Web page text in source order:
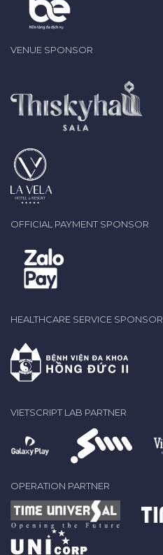
VENUE SPONSOR
OFFICIAL PAYMENT SPONSOR
HEALTHCARE SERVICE SPONSOR
VIETSCRIPT LAB PARTNER
OPERATION PARTNER